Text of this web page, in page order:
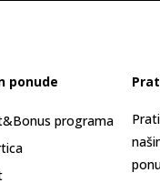
ponude
programa